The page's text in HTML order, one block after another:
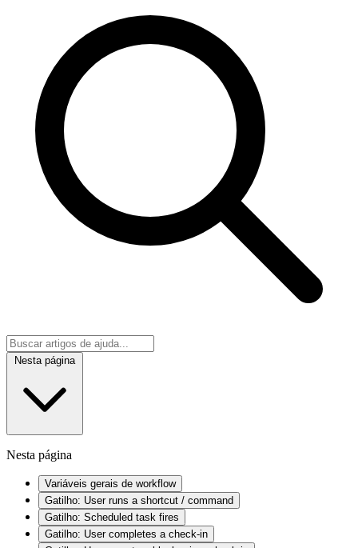
Nesta página
Nesta página
Variáveis gerais de workflow
Gatilho: User runs a shortcut / command
Gatilho: Scheduled task fires
Gatilho: User completes a check-in